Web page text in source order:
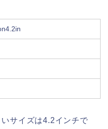
サイズは4.2インチで